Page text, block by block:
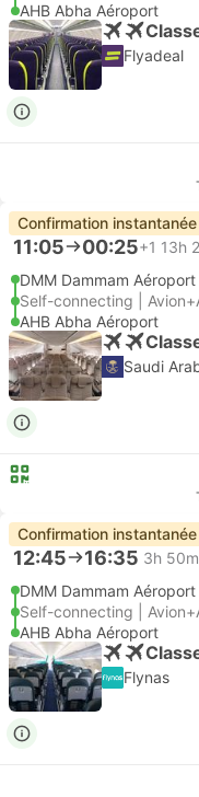
AHB Abha Aéroport
Flyadeal
Confirmation instantanée
11:05 00:25+1 13h
DMM Dammam Aéroport
Self-connecting |
AHB Abha Aéroport
Saudi
Confirmation instantanée
12:45 16:35 3h 50m
DMM Dammam Aéroport
Self-connecting |
AHB Abha Aéroport
Flynas